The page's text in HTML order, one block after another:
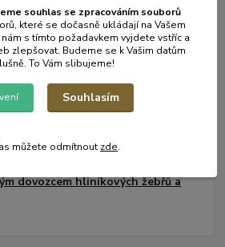
dovozcem hliníkových žebřů a
souhlas se zpracováním souborů
které se dočasně ukládají na Vašem
s tímto požadavkem vyjdete vstříc a
zlepšovat. Budeme se k Vašim datům
To Vám slibujeme!
Souhlasím
můžete odmítnout zde.